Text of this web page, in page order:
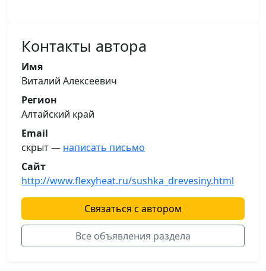
Контакты автора
Имя
Виталий Алексеевич
Регион
Алтайский край
Email
скрыт — написать письмо
Сайт
http://www.flexyheat.ru/sushka_drevesiny.html
Связаться с автором
Все объявления раздела